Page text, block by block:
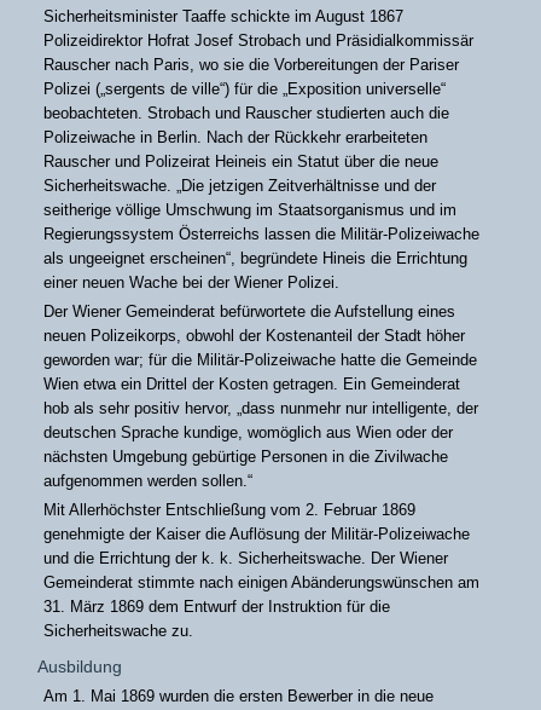
Sicherheitsminister Taaffe schickte im August 1867
Polizeidirektor Hofrat Josef Strobach und Präsidialkommissär
Rauscher nach Paris, wo sie die Vorbereitungen der Pariser
Polizei („sergents de ville“) für die „Exposition universelle“
beobachteten. Strobach und Rauscher studierten auch die
Polizeiwache in Berlin. Nach der Rückkehr erarbeiteten
Rauscher und Polizeirat Heineis ein Statut über die neue
Sicherheitswache. „Die jetzigen Zeitverhältnisse und der
seitherige völlige Umschwung im Staatsorganismus und im
Regierungssystem Österreichs lassen die Militär-Polizeiwache
als ungeeignet erscheinen“, begründete Hineis die Errichtung
einer neuen Wache bei der Wiener Polizei.
Der Wiener Gemeinderat befürwortete die Aufstellung eines
neuen Polizeikorps, obwohl der Kostenanteil der Stadt höher
geworden war; für die Militär-Polizeiwache hatte die Gemeinde
Wien etwa ein Drittel der Kosten getragen. Ein Gemeinderat
hob als sehr positiv hervor, „dass nunmehr nur intelligente, der
deutschen Sprache kundige, womöglich aus Wien oder der
nächsten Umgebung gebürtige Personen in die Zivilwache
aufgenommen werden sollen.“
Mit Allerhöchster Entschließung vom 2. Februar 1869
genehmigte der Kaiser die Auflösung der Militär-Polizeiwache
und die Errichtung der k. k. Sicherheitswache. Der Wiener
Gemeinderat stimmte nach einigen Abänderungswünschen am
31. März 1869 dem Entwurf der Instruktion für die
Sicherheitswache zu.
Ausbildung
Am 1. Mai 1869 wurden die ersten Bewerber in die neue